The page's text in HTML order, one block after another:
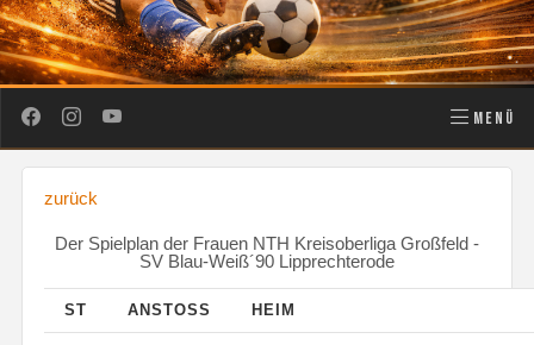
MENÜ
zurück
Der Spielplan der Frauen NTH Kreisoberliga Großfeld -
SV Blau-Weiß´90 Lipprechterode
ST ANSTOSS HEIM